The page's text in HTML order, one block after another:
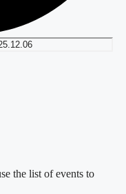
the list of events to